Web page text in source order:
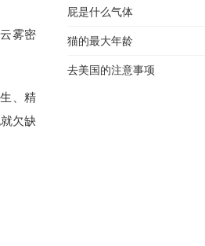
雾密
、精
欠缺
屁是什么气体
猫的最大年龄
去美国的注意事项